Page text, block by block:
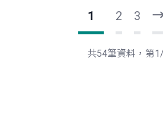
1 2 3
一
頁
共54筆資料，第